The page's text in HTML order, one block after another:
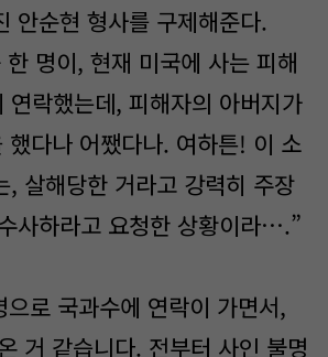
안순현 형사를 구제해준다.
명이, 현재 미국에 사는 피해
연락했는데, 피해자의 아버지가
했다나 어쨌다나. 여하튼! 이 소
, 살해당한 거라고 강력히 주장
사하라고 요청한 상황이라….”
로 국과수에 연락이 가면서,
거 같습니다. 전부터 사인 불명